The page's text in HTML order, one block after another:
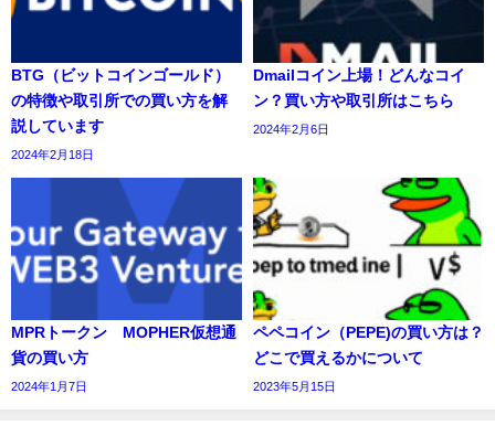
BTG（ビットコインゴールド）
の特徴や取引所での買い方を解
説しています
2024年2月18日
Dmailコイン上場！どんなコイ
ン？買い方や取引所はこちら
2024年2月6日
MPRトークン MOPHER仮想通
貨の買い方
2024年1月7日
ペペコイン（PEPE)の買い方は？
どこで買えるかについて
2023年5月15日